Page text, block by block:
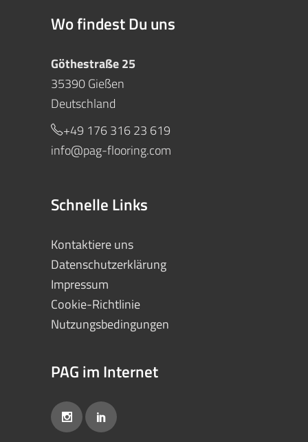
Wo findest Du uns
Göthestraße 25
35390 Gießen
Deutschland
+49 176 316 23 619
info@pag-flooring.com
Schnelle Links
Kontaktiere uns
Datenschutzerklärung
Impressum
Cookie-Richtlinie
Nutzungsbedingungen
PAG im Internet